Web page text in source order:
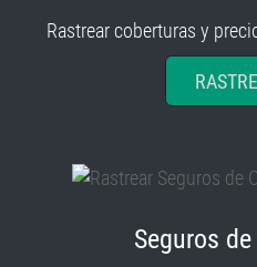
Rastrear coberturas y
Seguros